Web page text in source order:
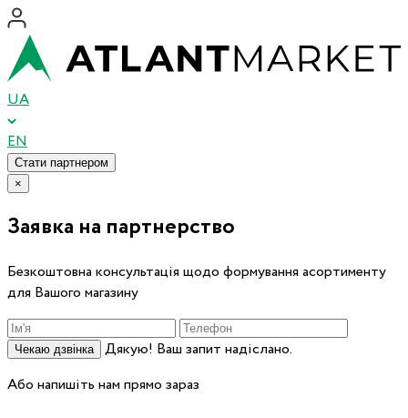
UA
EN
Стати партнером
×
Заявка на партнерство
Безкоштовна консультація щодо формування асортименту
для Вашого магазину
Чекаю дзвінка
Дякую! Ваш запит надіслано.
Або напишіть нам прямо зараз